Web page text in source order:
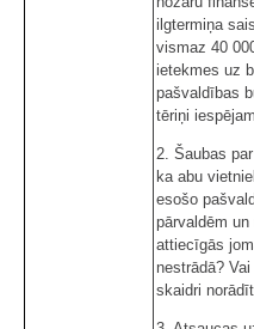
ilgtermiņa
vismaz 40
ietekmes uz
pašvaldības
tēriņi
2. Šaubas
ka abu
esošo
pārvaldēm
attiecīgās
nestrādā?
skaidri